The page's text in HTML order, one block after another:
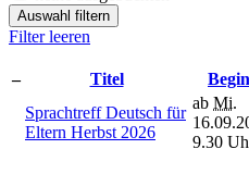
Auswahl filtern
Filter leeren
– Titel
Sprachtreff Deutsch für
Eltern Herbst 2026
ab Mi.
9.30